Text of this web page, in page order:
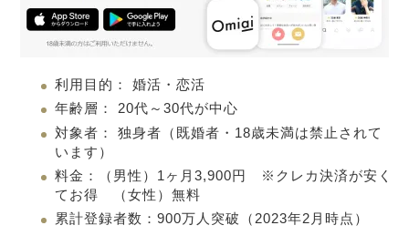
利用目的： 婚活・恋活
年齢層： 20代～30代が中心
対象者： 独身者（既婚者・18歳未満は禁止されて
います）
料金：（男性）1ヶ月3,900円 ※クレカ決済が安く
てお得 （女性）無料
累計登録者数：900万人突破（2023年2月時点）